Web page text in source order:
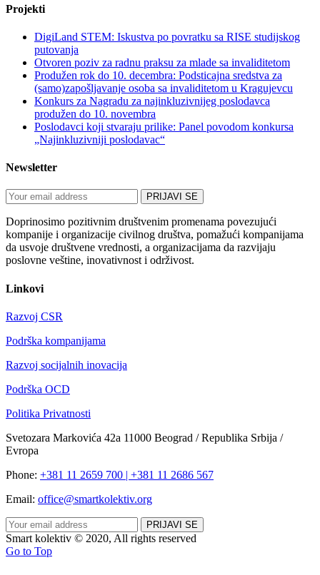
Projekti
DigiLand STEM: Iskustva po povratku sa RISE studijskog
putovanja
Otvoren poziv za radnu praksu za mlade sa invaliditetom
Produžen rok do 10. decembra: Podsticajna sredstva za
(samo)zapošljavanje osoba sa invaliditetom u Kragujevcu
Konkurs za Nagradu za najinkluzivnijeg poslodavca
produžen do 10. novembra
Poslodavci koji stvaraju prilike: Panel povodom konkursa
„Najinkluzivniji poslodavac“
Newsletter
Doprinosimo pozitivnim društvenim promenama povezujući
kompanije i organizacije civilnog društva, pomažući kompanijama
da usvoje društvene vrednosti, a organizacijama da razvijaju
poslovne veštine, inovativnost i održivost.
Linkovi
Razvoj CSR
Podrška kompanijama
Razvoj socijalnih inovacija
Podrška OCD
Politika Privatnosti
Svetozara Markovića 42a 11000 Beograd / Republika Srbija /
Evropa
Phone: +381 11 2659 700 | +381 11 2686 567
Email: office@smartkolektiv.org
Smart kolektiv © 2020, All rights reserved
Go to Top